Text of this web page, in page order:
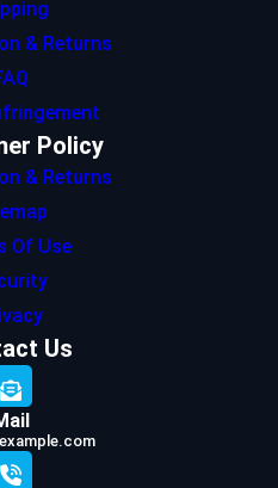
& Returns
Policy
& Returns
Of Use
Us